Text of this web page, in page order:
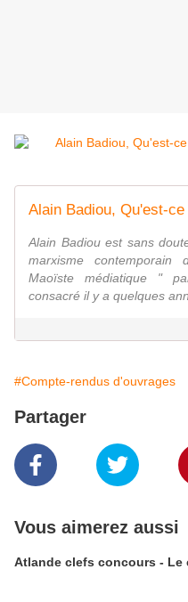
Alain Badiou est sans
marxisme
Maoïste médiatique "
consacré il y a quelques
#Compte-rendus d'ouvrages
Partager
Vous aimerez aussi
Atlande clefs concours - Le